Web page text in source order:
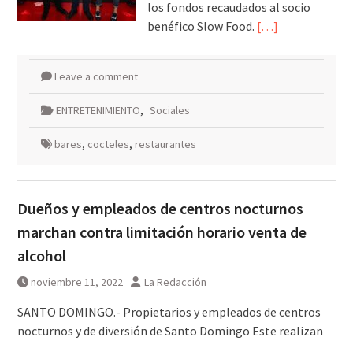
los fondos recaudados al socio
benéfico Slow Food. […]
Leave a comment
ENTRETENIMIENTO, Sociales
bares, cocteles, restaurantes
Dueños y empleados de centros nocturnos
marchan contra limitación horario venta de
alcohol
noviembre 11, 2022 La Redacción
SANTO DOMINGO.- Propietarios y empleados de centros
nocturnos y de diversión de Santo Domingo Este realizan